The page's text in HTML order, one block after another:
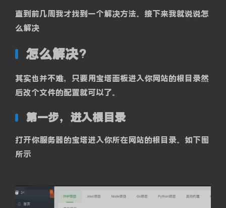
直到前几周我才找到一个解决方法。接下来我就说说怎
么解决
怎么解决?
其实也并不难，只要用宝塔面板进入你网站的根目录然
后改个文件的配置就可以了。
第一步，进入根目录
打开你服务器的宝塔进入你所在网站的根目录。如下图
所示